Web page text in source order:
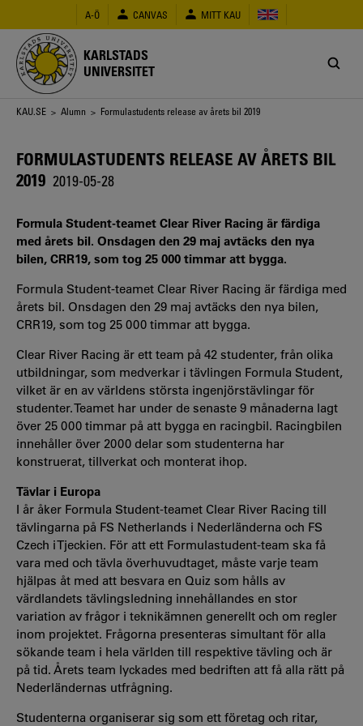
huvudinnehåll
A-Ö CANVAS MITT KAU
KARLSTADS
UNIVERSITET
Länkstig
KAU.SE > Alumn > Formulastudents release av årets bil 2019
FORMULASTUDENTS RELEASE AV ÅRETS BIL
2019 2019-05-28
Formula Student-teamet Clear River Racing är färdiga
med årets bil. Onsdagen den 29 maj avtäcks den nya
bilen, CRR19, som tog 25 000 timmar att bygga.
Formula Student-teamet Clear River Racing är färdiga med
årets bil. Onsdagen den 29 maj avtäcks den nya bilen,
CRR19, som tog 25 000 timmar att bygga.
Clear River Racing är ett team på 42 studenter, från olika
utbildningar, som medverkar i tävlingen Formula Student,
vilket är en av världens största ingenjörstävlingar för
studenter. Teamet har under de senaste 9 månaderna lagt
över 25 000 timmar på att bygga en racingbil. Racingbilen
innehåller över 2000 delar som studenterna har
konstruerat, tillverkat och monterat ihop.
Tävlar i Europa
​I år åker Formula Student-teamet Clear River Racing till
tävlingarna på FS Netherlands i Nederländerna och FS
Czech i Tjeckien. För att ett Formulastudent-team ska få
vara med och tävla överhuvudtaget, måste varje team
hjälpas åt med att besvara en Quiz som hålls av
värdlandets tävlingsledning innehållandes en stor
variation av frågor i teknikämnen generellt och om regler
inom projektet. Frågorna presenteras simultant för alla
sökande team i hela världen till respektive tävling och är
på tid. Årets team lyckades med bedriften att få alla rätt på
Nederländernas utfrågning.
Studenterna organiserar sig som ett företag och ritar,